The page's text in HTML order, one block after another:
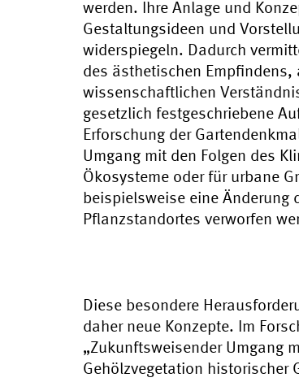
werden. Ihre Anlage und
Gestaltungsideen und
widerspiegeln. Dadurch
des ästhetischen
wissenschaftlichen
gesetzlich festgeschriebene
Erforschung der
Umgang mit den Folgen des
Ökosysteme oder für urbane
beispielsweise eine Änderung
Pflanzstandortes verworfen
Diese besondere
daher neue Konzepte. Im
„Zukunftsweisender Umgang
Gehölzvegetation historischer